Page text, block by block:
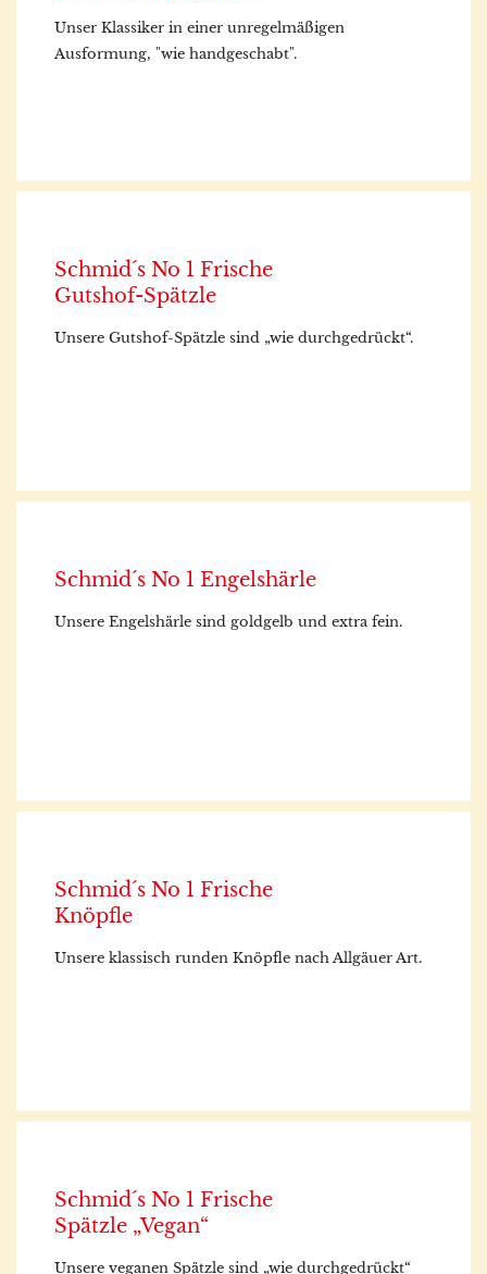
Unser Klassiker in einer unregelmäßigen
Ausformung, "wie handgeschabt".
Schmid´s No 1 Frische
Gutshof-Spätzle
Unsere Gutshof-Spätzle sind „wie durchgedrückt“.
Schmid´s No 1 Engelshärle
Unsere Engelshärle sind goldgelb und extra fein.
Schmid´s No 1 Frische
Knöpfle
Unsere klassisch runden Knöpfle nach Allgäuer Art.
Schmid´s No 1 Frische
Spätzle „Vegan“
Unsere veganen Spätzle sind „wie durchgedrückt“